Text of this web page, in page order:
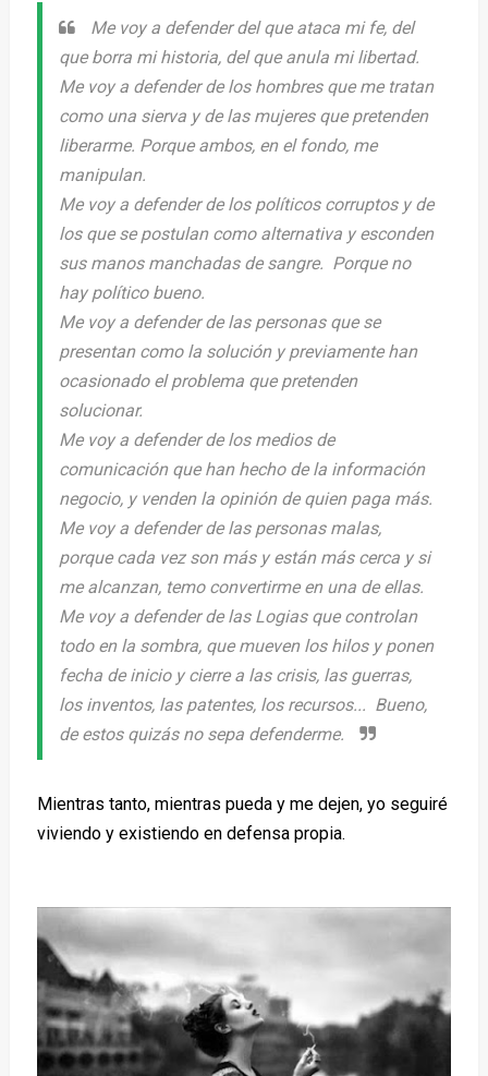
Me voy a defender del que ataca mi fe, del
que borra mi historia, del que anula mi libertad.
Me voy a defender de los hombres que me tratan
como una sierva y de las mujeres que pretenden
liberarme. Porque ambos, en el fondo, me
manipulan.
Me voy a defender de los políticos corruptos y de
los que se postulan como alternativa y esconden
sus manos manchadas de sangre. Porque no
hay político bueno.
Me voy a defender de las personas que se
presentan como la solución y previamente han
ocasionado el problema que pretenden
solucionar.
Me voy a defender de los medios de
comunicación que han hecho de la información
negocio, y venden la opinión de quien paga más.
Me voy a defender de las personas malas,
porque cada vez son más y están más cerca y si
me alcanzan, temo convertirme en una de ellas.
Me voy a defender de las Logias que controlan
todo en la sombra, que mueven los hilos y ponen
fecha de inicio y cierre a las crisis, las guerras,
los inventos, las patentes, los recursos... Bueno,
de estos quizás no sepa defenderme.
Mientras tanto, mientras pueda y me dejen, yo seguiré
viviendo y existiendo en defensa propia.